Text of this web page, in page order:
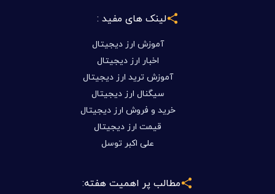
لینک های مفید :
آموزش ارز دیجیتال
اخبار ارز دیجیتال
آموزش ترید ارز دیجیتال
سیگنال ارز دیجیتال
خرید و فروش ارز دیجیتال
قیمت ارز دیجیتال
علی اکبر توسل
مطالب پر اهمیت هفته: